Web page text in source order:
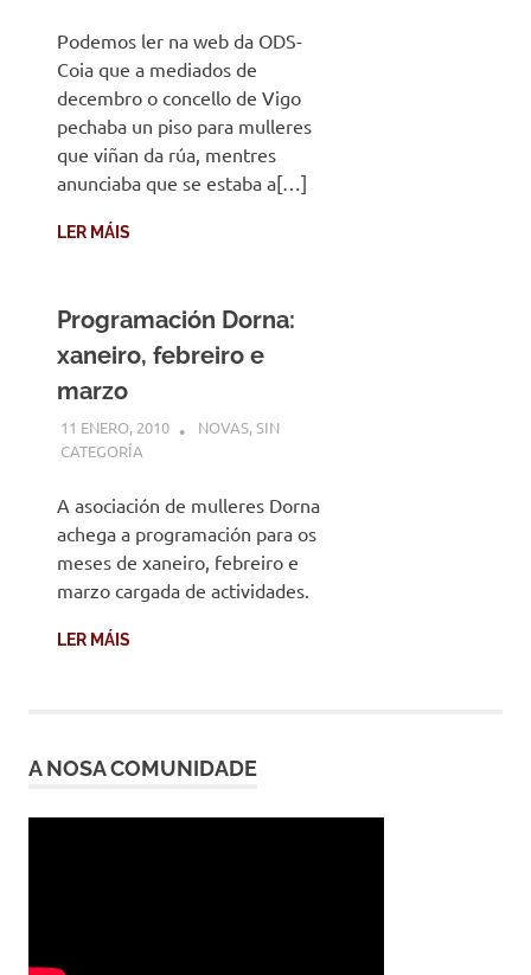
Podemos ler na web da ODS-
Coia que a mediados de
decembro o concello de Vigo
pechaba un piso para mulleres
que viñan da rúa, mentres
anunciaba que se estaba a[…]
LER MÁIS
Programación Dorna:
xaneiro, febreiro e
marzo
11 ENERO, 2010 DESARROLLO
NOVAS,SIN
CATEGORÍA
A asociación de mulleres Dorna
achega a programación para os
meses de xaneiro, febreiro e
marzo cargada de actividades.
LER MÁIS
A NOSA COMUNIDADE